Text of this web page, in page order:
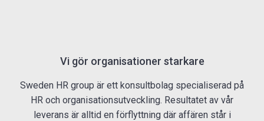
Vi gör organisationer starkare
Sweden HR group är ett konsultbolag specialiserad på
HR och organisationsutveckling. Resultatet av vår
leverans är alltid en förflyttning där affären står i